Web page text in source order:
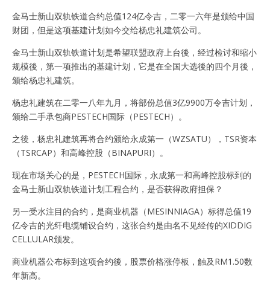
金马士新山双轨铁道合约总值124亿令吉，二零一六年是颁给中国
财团，但是这项基建计划如今交给杨忠礼建筑公司。
金马士新山双轨铁道计划是希望联盟政府上台後，经过检讨和缩小
规模後，第一项推出的基建计划，它是在全国大选後的四个月後，
颁给杨忠礼建筑。
杨忠礼建筑在二零一八年九月，将部份总值3亿9900万令吉计划，
颁给二手承包商PESTECH国际（PESTECH）。
之後，杨忠礼建筑再将合约颁给永成第一（WZSATU），TSR资本
（TSRCAP）和高峰控股（BINAPURI）。
现在市场关心的是，PESTECH国际，永成第一和高峰控股标到的
金马士新山双轨铁道计划工程合约，是否获得政府担保？
另一受水注目的合约，是商业机器（MESINNIAGA）标得总值19
亿令吉的光纤电缆铺设合约，这张合约是由名不见经传的XIDDIG
CELLULAR颁发。
商业机器公布标到这项合约後，股票价格涨停板，触及RM1.50数
年新高。